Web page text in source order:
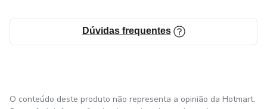
Dúvidas frequentes
O conteúdo deste produto não representa a opinião da Hotmart.